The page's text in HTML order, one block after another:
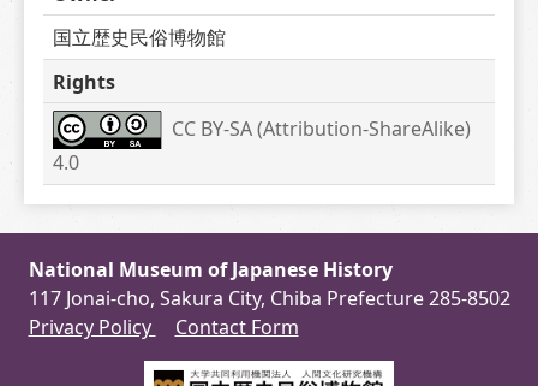
国立歴史民俗博物館
Rights
CC BY-SA (Attribution-ShareAlike)
4.0
National Museum of Japanese History
117 Jonai-cho, Sakura City, Chiba Prefecture 285-8502
Privacy Policy
Contact Form